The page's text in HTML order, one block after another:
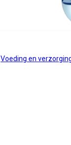
Voeding en